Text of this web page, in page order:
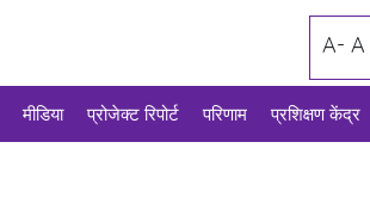
A- A
मीडिया प्रोजेक्ट रिपोर्ट परिणाम प्रशिक्षण केंद्र